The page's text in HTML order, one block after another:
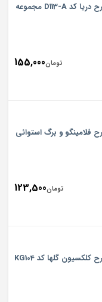
بشقاب دیوارکوب سفالی طرح دریا کد D113-A مجموعه
تومان155,000
فلامینگو و برگ استوائی
تومان123,500
بشقاب دیوارکوب سفالی طرح کلکسیون گلها کد KG104